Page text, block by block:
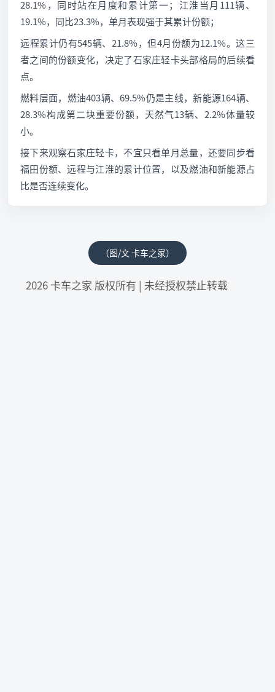
28.1%，同时站在月度和累计第一；江淮当月111辆、
19.1%，同比23.3%，单月表现强于其累计份额；
远程累计仍有545辆、21.8%，但4月份额为12.1%。这三
者之间的份额变化，决定了石家庄轻卡头部格局的后续看
点。
燃料层面，燃油403辆、69.5%仍是主线，新能源164辆、
28.3%构成第二块重要份额，天然气13辆、2.2%体量较
小。
接下来观察石家庄轻卡，不宜只看单月总量，还要同步看
福田份额、远程与江淮的累计位置，以及燃油和新能源占
比是否连续变化。
（图/文 卡车之家）
2026 卡车之家 版权所有 | 未经授权禁止转载